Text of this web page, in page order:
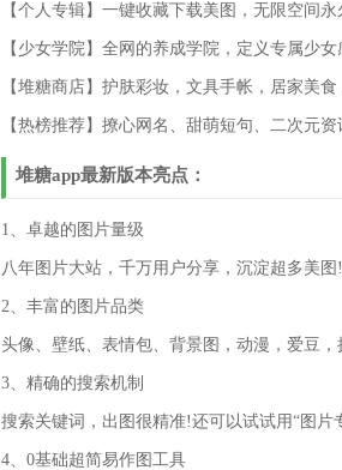
【个人专辑】一键收藏下载美图，无限空间
【少女学院】全网的养成学院，定义专属少
【堆糖商店】护肤彩妆，文具手帐，居家
【热榜推荐】撩心网名、甜萌短句、二次元
堆糖app最新版本亮点：
1、卓越的图片量级
八年图片大站，千万用户分享，沉淀超多美
2、丰富的图片品类
头像、壁纸、表情包、背景图，动漫，爱豆
3、精确的搜索机制
搜索关键词，出图很精准!还可以试试用“图
4、0基础超简易作图工具